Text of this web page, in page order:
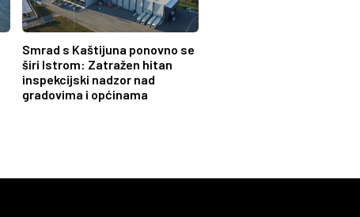
Smrad s Kaštijuna ponovno se
širi Istrom: Zatražen hitan
inspekcijski nadzor nad
gradovima i općinama